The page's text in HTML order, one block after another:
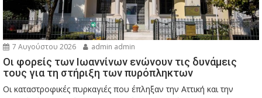
7 Αυγούστου 2026 admin admin
Οι φορείς των Ιωαννίνων ενώνουν τις δυνάμεις
τους για τη στήριξη των πυρόπληκτων
Οι καταστροφικές πυρκαγιές που έπληξαν την Αττική και την